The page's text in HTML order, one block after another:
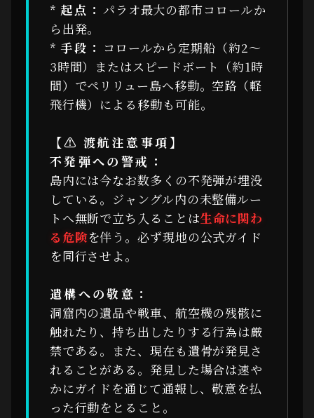
* 起点： パラオ最大の都市コロールか
ら出発。
* 手段： コロールから定期船（約2〜
3時間）またはスピードボート（約1時
間）でペリリュー島へ移動。空路（軽
飛行機）による移動も可能。
【⚠ 渡航注意事項】
不発弾への警戒：
島内には今なお数多くの不発弾が埋没
している。ジャングル内の未整備ルー
トへ無断で立ち入ることは生命に関わ
る危険を伴う。必ず現地の公式ガイド
を同行させよ。
遺構への敬意：
洞窟内の遺品や戦車、航空機の残骸に
触れたり、持ち出したりする行為は厳
禁である。また、現在も遺骨が発見さ
れることがある。発見した場合は速や
かにガイドを通じて通報し、敬意を払
った行動をとること。